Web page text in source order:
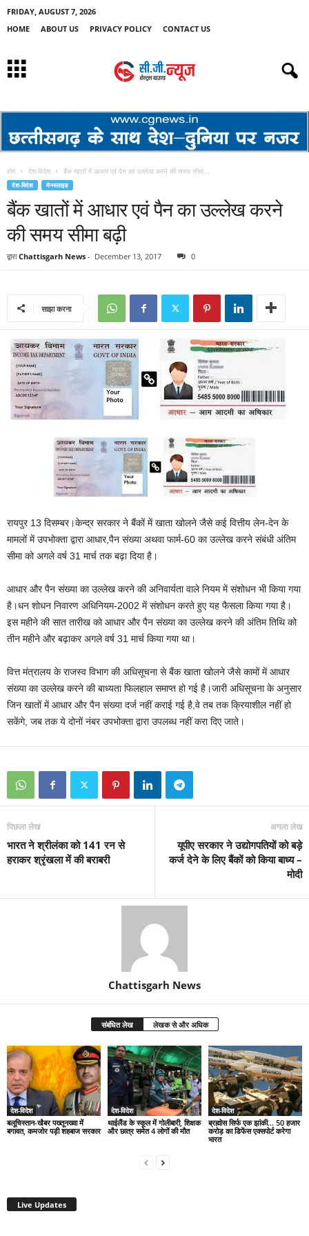
FRIDAY, AUGUST 7, 2026
HOME
ABOUT US PRIVACY POLICY CONTACT US
होम देश-विदेश बैंक खातों में आधार एवं पैन का उल्लेख करने की समय सीमा...
देश-विदेश मेनस्लाइड
बैंक खातों में आधार एवं पैन का उल्लेख करने
की समय सीमा बढ़ी
द्वारा Chattisgarh News - December 13, 2017 0
साझा करना
रायपुर 13 दिसम्बर।केन्द्र सरकार ने बैंकों में खाता खोलने जैसे कई वित्तीय लेन-देन के
मामलों में उपभोक्ता द्वारा आधार,पैन संख्या अथवा फार्म-60 का उल्लेख करने संबंधी अंतिम
सीमा को अगले वर्ष 31 मार्च तक बढ़ा दिया है।
आधार और पैन संख्या का उल्लेख करने की अनिवार्यता वाले नियम में संशोधन भी किया गया
है।धन शोधन निवारण अधिनियम-2002 में संशोधन करते हुए यह फैसला किया गया है।
इस महीने की सात तारीख को आधार और पैन संख्या का उल्लेख करने की अंतिम तिथि को
तीन महीने और बढ़ाकर अगले वर्ष 31 मार्च किया गया था।
वित्त मंत्रालय के राजस्व विभाग की अधिसूचना से बैंक खाता खोलने जैसे कामों में आधार
संख्या का उल्लेख करने की बाध्यता फिलहाल समाप्त हो गई है।जारी अधिसूचना के अनुसार
जिन खातों में आधार और पैन संख्या दर्ज नहीं कराई गई है,वे तब तक क्रियाशील नहीं हो
सकेंगे, जब तक ये दोनों नंबर उपभोक्ता द्वारा उपलब्ध नहीं करा दिए जाते।
पिछला लेख
भारत ने श्रीलंका को 141 रन से
हराकर श्रृंखला में की बराबरी
अगला लेख
यूपीए सरकार ने उद्योगपतियों को बड़े
कर्ज देने के लिए बैंकों को किया बाध्य –
मोदी
Chattisgarh News
संबंधित लेख लेखक से और अधिक
देश-विदेश
बलूचिस्तान-खैबर पख्तूनख्वा में
बगावत, कमजोर पड़ी शहबाज सरकार
देश-विदेश
थाईलैंड के स्कूल में गोलीबारी, शिक्षक
और छात्र समेत 4 लोगों की मौत
देश-विदेश
ब्रह्मोस सिर्फ एक झांकी… 50 हजार
करोड़ का डिफेंस एक्सपोर्ट करेगा
भारत
Live Updates